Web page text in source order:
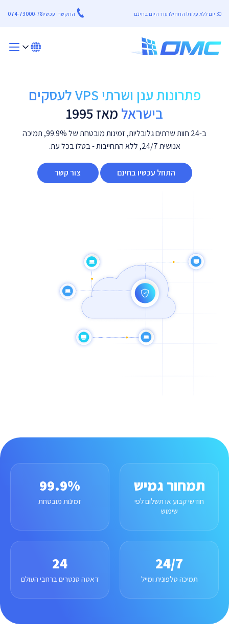
30 יום ללא עלות! התחילו עוד היום בחינם התקשרו עכשיו074-73000-78
פתרונות ענן ושרתי VPS לעסקים
בישראל מאז 1995
ב-24 חוות שרתים גלובליות, זמינות מובטחת של 99.9%, תמיכה
אנושית 24/7, ללא התחייבות - בטלו בכל עת.
התחל עכשיו בחינם צור קשר
תמחור גמיש
חודשי קבוע או תשלום לפי
שימוש
99.9%
זמינות מובטחת
24/7
תמיכה טלפונית ומייל
24
דאטה סנטרים ברחבי העולם